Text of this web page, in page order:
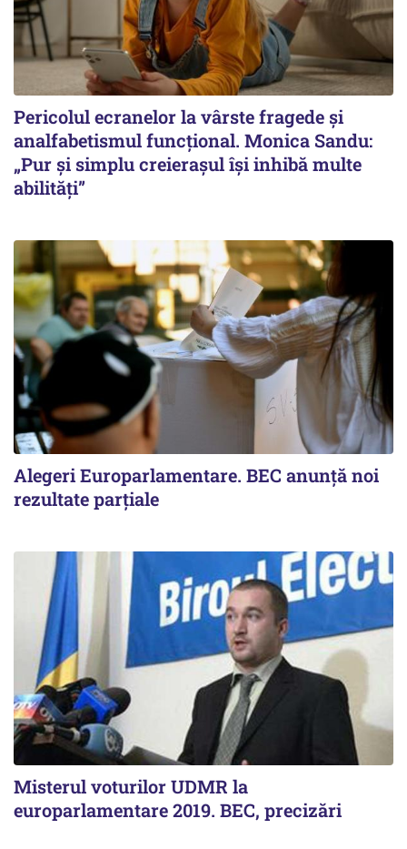
Pericolul ecranelor la vârste fragede și
analfabetismul funcțional. Monica Sandu:
„Pur și simplu creierașul își inhibă multe
abilități”
Alegeri Europarlamentare. BEC anunţă noi
rezultate parţiale
Misterul voturilor UDMR la
europarlamentare 2019. BEC, precizări